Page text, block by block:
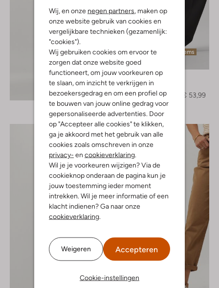
Wij, en onze negen partners , maken op
onze website gebruik van cookies en
vergelijkbare technieken (gezamenlijk:
"cookies").
Wij gebruiken cookies om ervoor te
zorgen dat onze website goed
functioneert, om jouw voorkeuren op
te slaan, om inzicht te verkrijgen in
bezoekersgedrag en om een profiel op
te bouwen van jouw online gedrag voor
gepersonaliseerde advertenties. Door
op "Accepteer alle cookies" te klikken,
ga je akkoord met het gebruik van alle
cookies zoals omschreven in onze
privacy- en cookieverklaring
Wil je je voorkeuren wijzigen? Via de
cookieknop onderaan de pagina kun je
jouw toestemming ieder moment
intrekken. Wil je meer informatie of een
klacht indienen? Ga naar onze
cookieverklaring
Weigeren Accepteren
Cookie-instellingen
Ontdek de look
Laatste items
Notre-V
€ 89,95
€ 53,99